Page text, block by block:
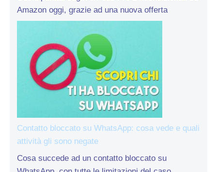
Amazon oggi, grazie ad una nuova offerta
Contatto bloccato su WhatsApp: cosa vede e quali
attività gli sono negate
Cosa succede ad un contatto bloccato su